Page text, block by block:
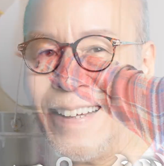
商品検索
会社情報
採用情報
お知らせ